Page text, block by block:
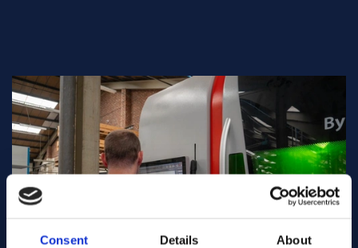
Consent Details About